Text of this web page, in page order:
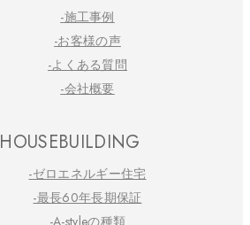
-施工事例
-お客様の声
-よくある質問
-会社概要
HOUSEBUILDING
-ゼロエネルギー住宅
-最長60年長期保証